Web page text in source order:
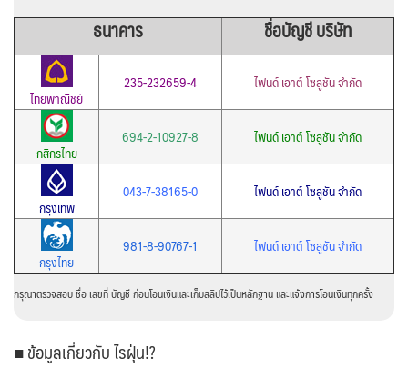
ธนาคาร ชื่อบัญชี บริษัท
ไทยพาณิชย์
235-232659-4 ไฟนด์ เอาต์ โซลูชัน จำกัด
กสิกรไทย
694-2-10927-8 ไฟนด์ เอาต์ โซลูชัน จำกัด
กรุงเทพ
043-7-38165-0 ไฟนด์ เอาต์ โซลูชัน จำกัด
กรุงไทย
981-8-90767-1 ไฟนด์ เอาต์ โซลูชัน จำกัด
กรุณาตรวจสอบ ชื่อ เลขที่ บัญชี ก่อนโอนเงินและเก็บสลิปไว้เป็นหลักฐาน และแจ้งการโอนเงินทุกครั้ง
■ ข้อมูลเกี่ยวกับ ไรฝุ่น!?